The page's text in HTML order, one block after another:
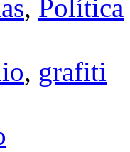
, Política
, grafiti